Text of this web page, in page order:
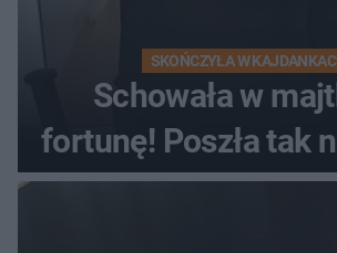
SKOŃCZYŁA W
Schowała w
fortunę! Poszła tak